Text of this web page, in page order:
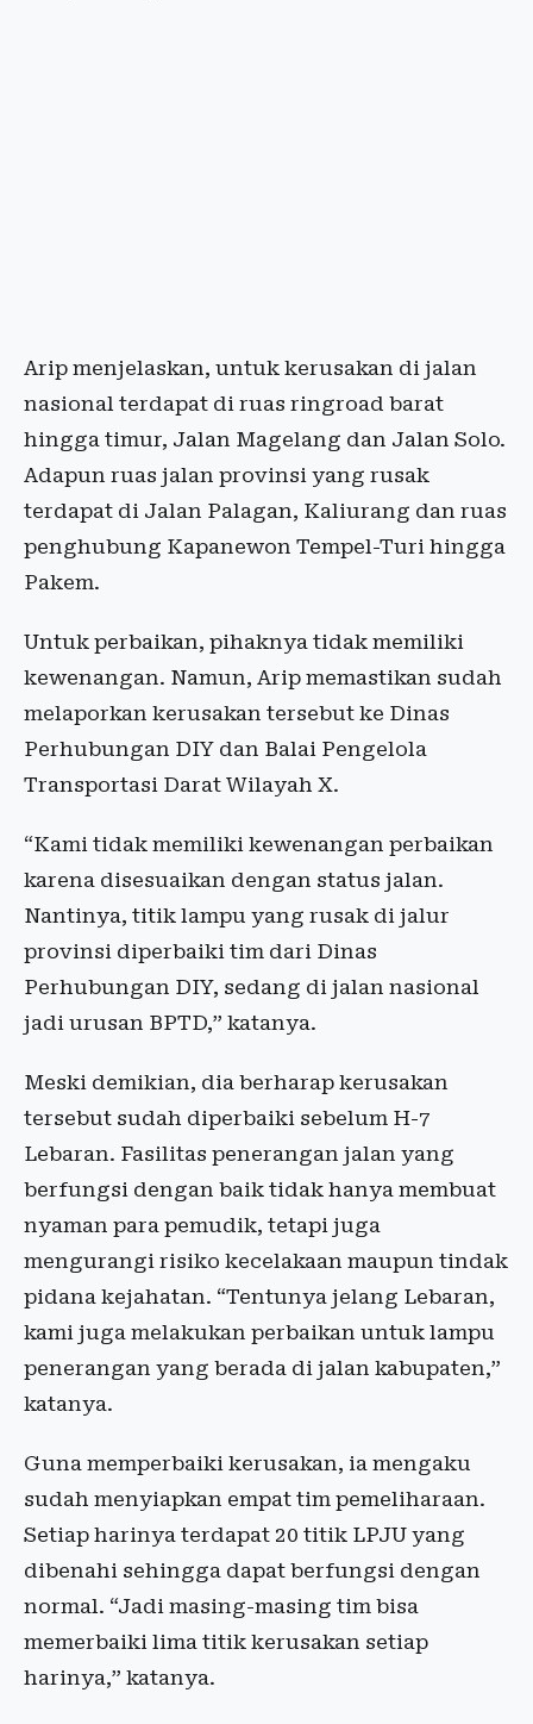
Arip menjelaskan, untuk kerusakan di jalan
nasional terdapat di ruas ringroad barat
hingga timur, Jalan Magelang dan Jalan Solo.
Adapun ruas jalan provinsi yang rusak
terdapat di Jalan Palagan, Kaliurang dan ruas
penghubung Kapanewon Tempel-Turi hingga
Pakem.
Untuk perbaikan, pihaknya tidak memiliki
kewenangan. Namun, Arip memastikan sudah
melaporkan kerusakan tersebut ke Dinas
Perhubungan DIY dan Balai Pengelola
Transportasi Darat Wilayah X.
“Kami tidak memiliki kewenangan perbaikan
karena disesuaikan dengan status jalan.
Nantinya, titik lampu yang rusak di jalur
provinsi diperbaiki tim dari Dinas
Perhubungan DIY, sedang di jalan nasional
jadi urusan BPTD,” katanya.
Meski demikian, dia berharap kerusakan
tersebut sudah diperbaiki sebelum H-7
Lebaran. Fasilitas penerangan jalan yang
berfungsi dengan baik tidak hanya membuat
nyaman para pemudik, tetapi juga
mengurangi risiko kecelakaan maupun tindak
pidana kejahatan. “Tentunya jelang Lebaran,
kami juga melakukan perbaikan untuk lampu
penerangan yang berada di jalan kabupaten,”
katanya.
Guna memperbaiki kerusakan, ia mengaku
sudah menyiapkan empat tim pemeliharaan.
Setiap harinya terdapat 20 titik LPJU yang
dibenahi sehingga dapat berfungsi dengan
normal. “Jadi masing-masing tim bisa
memerbaiki lima titik kerusakan setiap
harinya,” katanya.